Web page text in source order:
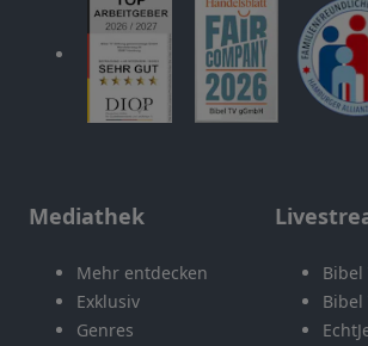
Mediathek
Mehr entdecken
Exklusiv
Genres
Bibel
Bibel